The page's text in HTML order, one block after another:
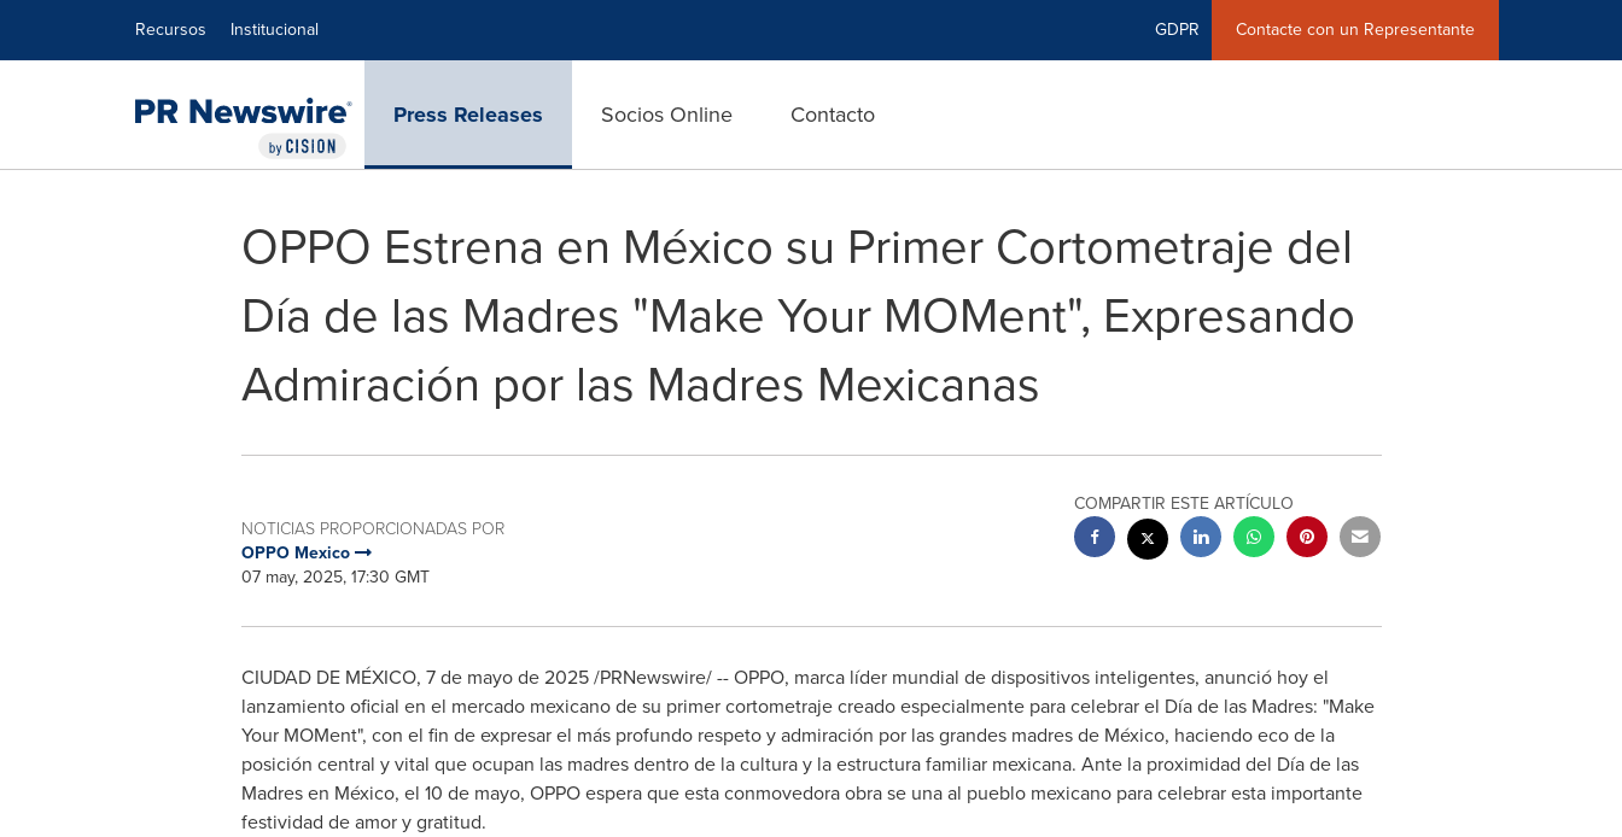
Recursos Institucional GDPR Contacte con un Representante
Press Releases Socios Online Contacto
OPPO Estrena en México su Primer Cortometraje del
Día de las Madres "Make Your MOMent", Expresando
Admiración por las Madres Mexicanas
NOTICIAS PROPORCIONADAS POR
OPPO Mexico
07 may, 2025, 17:30 GMT
COMPARTIR ESTE ARTÍCULO
CIUDAD DE MÉXICO, 7 de mayo de 2025/PRNewswire/ -- OPPO, marca líder mundial de dispositivos inteligentes, anunció hoy el
lanzamiento oficial en el mercado mexicano de su primer cortometraje creado especialmente para celebrar el Día de las Madres: "Make
Your MOMent", con el fin de expresar el más profundo respeto y admiración por las grandes madres de México, haciendo eco de la
posición central y vital que ocupan las madres dentro de la cultura y la estructura familiar mexicana. Ante la proximidad del Día de las
Madres en México, el 10 de mayo, OPPO espera que esta conmovedora obra se una al pueblo mexicano para celebrar esta importante
festividad de amor y gratitud.